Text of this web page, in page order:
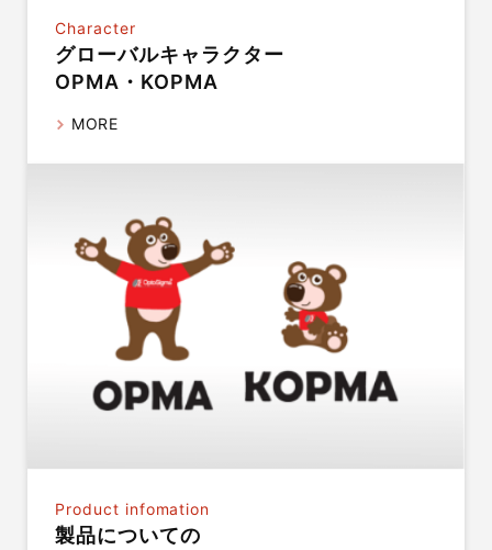
Character
グローバルキャラクター
OPMA・KOPMA
MORE
Product infomation
製品についての